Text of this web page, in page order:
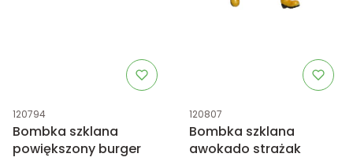
Kod produktu
120794
Bombka szklana
powiększony burger
Kod produktu
120807
Bombka szklana
awokado strażak